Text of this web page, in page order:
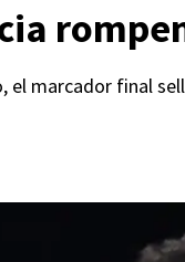
el marcador final